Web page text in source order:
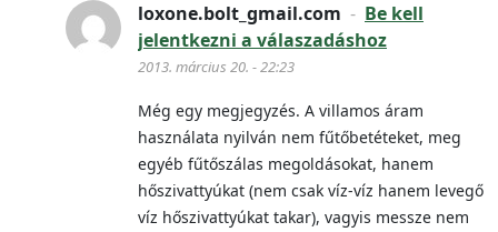
loxone.bolt_gmail.com - Be kell
jelentkezni a válaszadáshoz
2013. március 20. - 22:23
Még egy megjegyzés. A villamos áram
használata nyilván nem fűtőbetéteket, meg
egyéb fűtőszálas megoldásokat, hanem
hőszivattyúkat (nem csak víz-víz hanem levegő
víz hőszivattyúkat takar), vagyis messze nem